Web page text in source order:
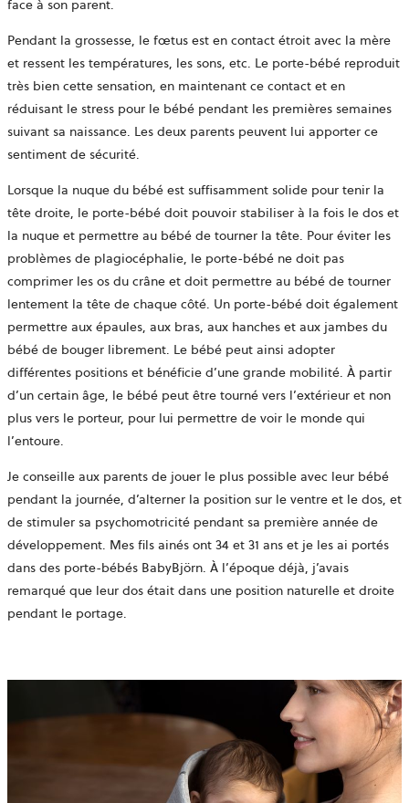
face à son parent.
Pendant la grossesse, le fœtus est en contact étroit avec la mère
et ressent les températures, les sons, etc. Le porte-bébé reproduit
très bien cette sensation, en maintenant ce contact et en
réduisant le stress pour le bébé pendant les premières semaines
suivant sa naissance. Les deux parents peuvent lui apporter ce
sentiment de sécurité.
Lorsque la nuque du bébé est suffisamment solide pour tenir la
tête droite, le porte-bébé doit pouvoir stabiliser à la fois le dos et
la nuque et permettre au bébé de tourner la tête. Pour éviter les
problèmes de plagiocéphalie, le porte-bébé ne doit pas
comprimer les os du crâne et doit permettre au bébé de tourner
lentement la tête de chaque côté. Un porte-bébé doit également
permettre aux épaules, aux bras, aux hanches et aux jambes du
bébé de bouger librement. Le bébé peut ainsi adopter
différentes positions et bénéficie d’une grande mobilité. À partir
d’un certain âge, le bébé peut être tourné vers l’extérieur et non
plus vers le porteur, pour lui permettre de voir le monde qui
l’entoure.
Je conseille aux parents de jouer le plus possible avec leur bébé
pendant la journée, d’alterner la position sur le ventre et le dos, et
de stimuler sa psychomotricité pendant sa première année de
développement. Mes fils ainés ont 34 et 31 ans et je les ai portés
dans des porte-bébés BabyBjörn. À l’époque déjà, j’avais
remarqué que leur dos était dans une position naturelle et droite
pendant le portage.